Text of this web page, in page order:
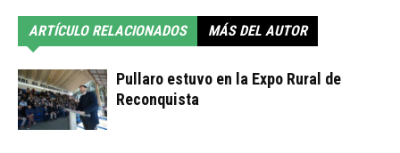
ARTÍCULO RELACIONADOS MÁS DEL AUTOR
Pullaro estuvo en la Expo Rural de
Reconquista